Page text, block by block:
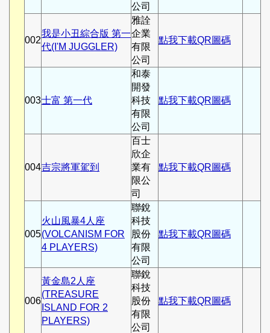
公司
002
我是小丑綜合版 第一
代(I'M JUGGLER)
雅詮
企業
有限
公司
點我下載QR圖碼
003士富 第一代
和泰
開發
科技
有限
公司
點我下載QR圖碼
004吉宗將軍駕到
百士
欣企
業有
限公
司
點我下載QR圖碼
005
火山風暴4人座
(VOLCANISM FOR
4 PLAYERS)
聯銳
科技
股份
有限
公司
點我下載QR圖碼
006
黃金島2人座
(TREASURE
ISLAND FOR 2
PLAYERS)
聯銳
科技
股份
有限
公司
點我下載QR圖碼